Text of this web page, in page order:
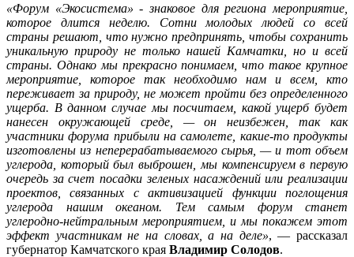
«Форум «Экосистема» - знаковое для региона мероприятие,
которое длится неделю. Сотни молодых людей со всей
страны решают, что нужно предпринять, чтобы сохранить
уникальную природу не только нашей Камчатки, но и всей
страны. Однако мы прекрасно понимаем, что такое крупное
мероприятие, которое так необходимо нам и всем, кто
переживает за природу, не может пройти без определенного
ущерба. В данном случае мы посчитаем, какой ущерб будет
нанесен окружающей среде, — он неизбежен, так как
участники форума прибыли на самолете, какие-то продукты
изготовлены из неперерабатываемого сырья, — и тот объем
углерода, который был выброшен, мы компенсируем в первую
очередь за счет посадки зеленых насаждений или реализации
проектов, связанных с активизацией функции поглощения
углерода нашим океаном. Тем самым форум станет
углеродно-нейтральным мероприятием, и мы покажем этот
эффект участникам не на словах, а на деле», — рассказал
губернатор Камчатского края Владимир Солодов.